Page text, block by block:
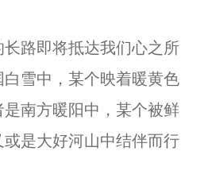
路即将抵达我们心之所
雪中，某个映着暖黄色
南方暖阳中，某个被鲜
是大好河山中结伴而行